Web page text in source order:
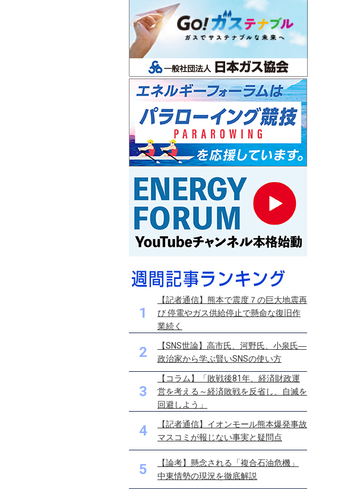
1
【記者通信】熊本で震度７の巨大地震再
び 停電やガス供給停止で懸命な復旧作
業続く
2
【SNS世論】高市氏、河野氏、小泉氏―
政治家から学ぶ賢いSNSの使い方
3
【コラム】「敗戦後81年、経済財政運
営を考える～経済敗戦を反省し、自滅を
回避しよう」
4
【記者通信】イオンモール熊本爆発事故
マスコミが報じない事実と疑問点
5
【論考】懸念される「複合石油危機」
中東情勢の現況を徹底解説